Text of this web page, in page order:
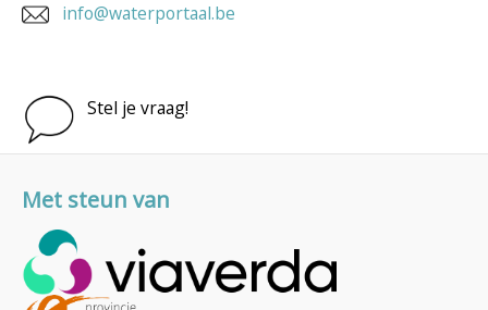
info@waterportaal.be
Stel je vraag!
Met steun van